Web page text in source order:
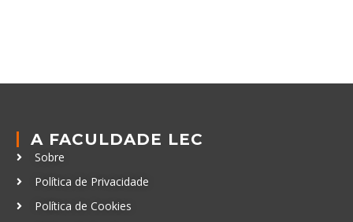
A FACULDADE LEC
Sobre
Política de Privacidade
Política de Cookies